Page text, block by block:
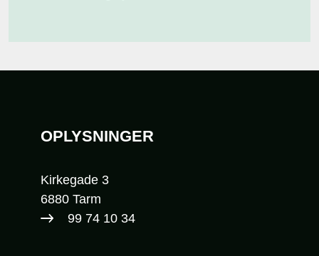
OPLYSNINGER
Kirkegade 3
6880 Tarm
99 74 10 34​